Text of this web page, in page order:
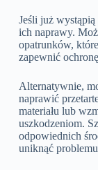
Jeśli już
ich naprawy.
opatrunków,
zapewnić
Alternatywnie,
naprawić
materiału lub
uszkodzeniom.
odpowiednich
uniknąć